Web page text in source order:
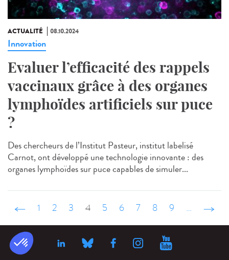
ACTUALITÉ 08.10.2024
Innovation
Evaluer l’efficacité des rappels
vaccinaux grâce à des organes
lymphoïdes artificiels sur puce
?
Des chercheurs de l’Institut Pasteur, institut labelisé
Carnot, ont développé une technologie innovante : des
organes lymphoïdes sur puce capables de simuler...
‹ précédent
1 2 3 4 5 6 7 8 9 …